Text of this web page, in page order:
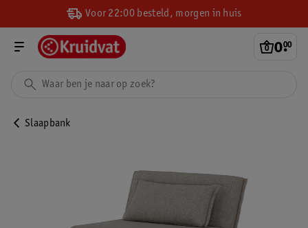
Voor 22:00 besteld, morgen in huis
0.
00
Slaapbank